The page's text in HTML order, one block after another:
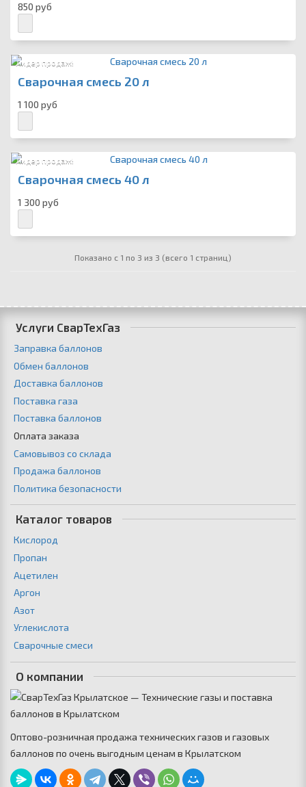
850 руб
Лидер продаж!
Сварочная смесь 20 л
1 100 руб
Лидер продаж!
Сварочная смесь 40 л
1 300 руб
Показано с 1 по 3 из 3 (всего 1 страниц)
Услуги СварТехГаз
Заправка баллонов
Обмен баллонов
Доставка баллонов
Поставка газа
Поставка баллонов
Оплата заказа
Самовывоз со склада
Продажа баллонов
Политика безопасности
Каталог товаров
Кислород
Пропан
Ацетилен
Аргон
Азот
Углекислота
Сварочные смеси
О компании
Оптово-розничная продажа технических газов и газовых
баллонов по очень выгодным ценам в Крылатском